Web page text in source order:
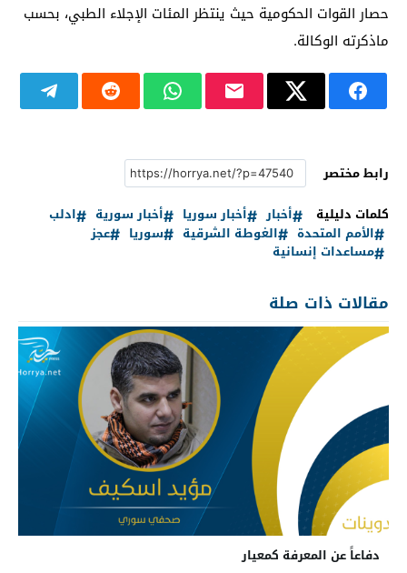
حصار القوات الحكومية حيث ينتظر المئات الإجلاء الطبي، بحسب
ماذكرته الوكالة.
رابط مختصر
كلمات دليلية
أخبار أخبار سوريا أخبار سورية
ادلب
الأمم المتحدة
الغوطة الشرقية سوريا
عجز
مساعدات إنسانية
مقالات ذات صلة
دفاعاً عن المعرفة كمعيار